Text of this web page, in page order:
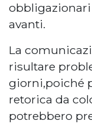
avanti.
La
risultare
giorni,poiché
retorica da
potrebbero